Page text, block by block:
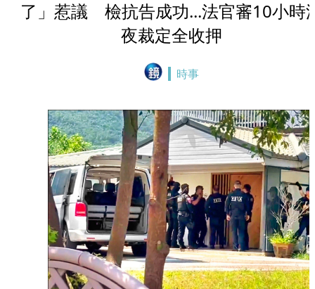
了」惹議 檢抗告成功...法官審10小時
夜裁定全收押
時事